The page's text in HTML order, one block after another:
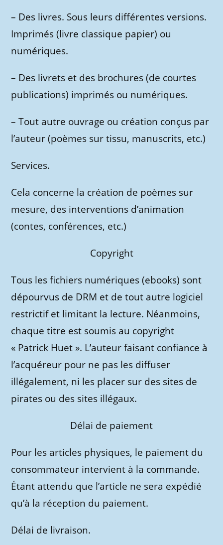
– Des livres. Sous leurs différentes versions.
Imprimés (livre classique papier) ou
numériques.
– Des livrets et des brochures (de courtes
publications) imprimés ou numériques.
– Tout autre ouvrage ou création conçus par
l’auteur (poèmes sur tissu, manuscrits, etc.)
Services.
Cela concerne la création de poèmes sur
mesure, des interventions d’animation
(contes, conférences, etc.)
Copyright
Tous les fichiers numériques (ebooks) sont
dépourvus de DRM et de tout autre logiciel
restrictif et limitant la lecture. Néanmoins,
chaque titre est soumis au copyright
« Patrick Huet ». L’auteur faisant confiance à
l’acquéreur pour ne pas les diffuser
illégalement, ni les placer sur des sites de
pirates ou des sites illégaux.
Délai de paiement
Pour les articles physiques, le paiement du
consommateur intervient à la commande.
Étant attendu que l’article ne sera expédié
qu’à la réception du paiement.
Délai de livraison.